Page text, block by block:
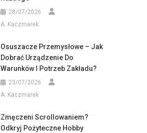
28/07/2026
A. Kaczmarek
Osuszacze Przemysłowe – Jak
Dobrać Urządzenie Do
Warunków I Potrzeb Zakładu?
23/07/2026
A. Kaczmarek
Zmęczeni Scrollowaniem?
Odkryj Pożyteczne Hobby